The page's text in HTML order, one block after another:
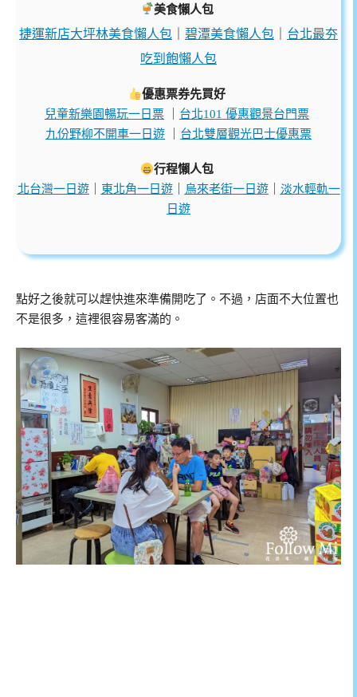
美食懶人包
捷運新店大坪林美食懶人包 碧潭美食懶人包
台北最夯
吃到飽懶人包
優惠票券先買好
兒童新樂園暢玩一日票
台北101 優惠觀景台門票
九份野柳不開車一日遊
台北雙層觀光巴士優惠票
行程懶人包
北台灣一日遊｜ 東北角一日遊｜ 烏來老街一日遊｜ 淡水輕軌一
日遊
點好之後就可以趕快進來準備開吃了。不過，店面不大位置也
不是很多，這裡很容易客滿的。